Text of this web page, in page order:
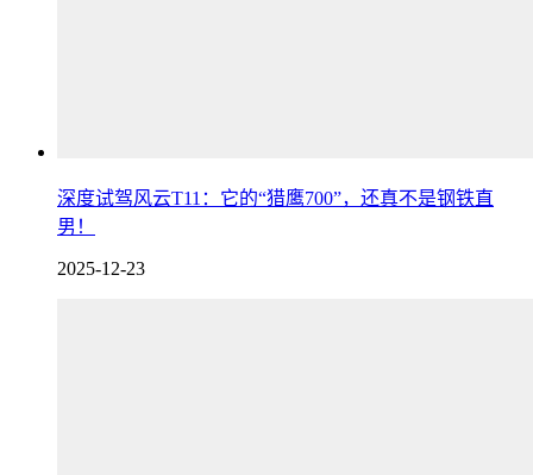
深度试驾风云T11：它的“猎鹰700”，还真不是钢铁直
男！
2025-12-23